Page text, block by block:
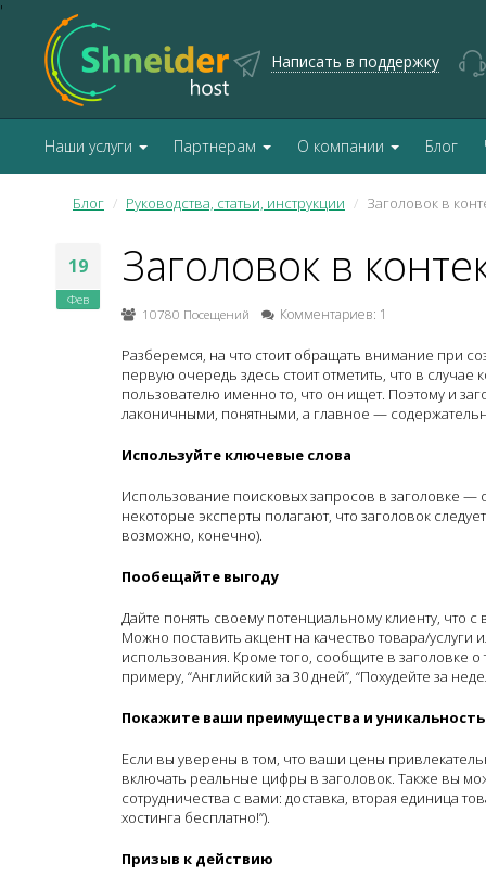
'
Написать в поддержку
Наши услуги Партнерам О компании Блог
Блог Руководства, статьи, инструкции Заголовок в
19
Фев
Заголовок в
10780 Посещений Комментариев: 1
Разберемся, на что стоит обращать внимание при
первую очередь здесь стоит отметить, что в
пользователю именно то, что он ищет. Поэтому и
лаконичными, понятными, а главное —
Используйте ключевые слова
Использование поисковых запросов в заголовке —
некоторые эксперты полагают, что заголовок
возможно, конечно).
Пообещайте выгоду
Дайте понять своему потенциальному клиенту, что
Можно поставить акцент на качество товара/услуги
использования. Кроме того, сообщите в заголовке о
примеру, “Английский за 30 дней”, “Похудейте за
Покажите ваши преимущества и уникальность
Если вы уверены в том, что ваши цены
включать реальные цифры в заголовок. Также вы
сотрудничества с вами: доставка, вторая единица
хостинга бесплатно!”).
Призыв к действию